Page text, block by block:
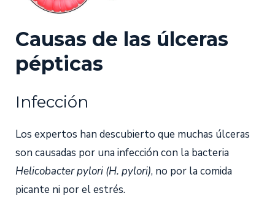
Causas de las úlceras
pépticas
Infección
Los expertos han descubierto que muchas úlceras
son causadas por una infección con la bacteria
Helicobacter pylori (H. pylori), no por la comida
picante ni por el estrés.